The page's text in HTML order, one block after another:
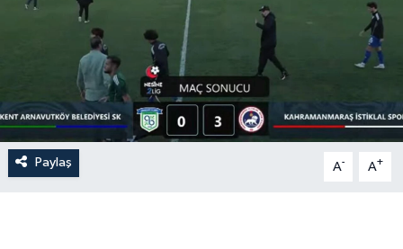
Paylaş A- A+
KÜLTÜR-SANAT
KSÜ
DÜNYA
ROPORTAJ